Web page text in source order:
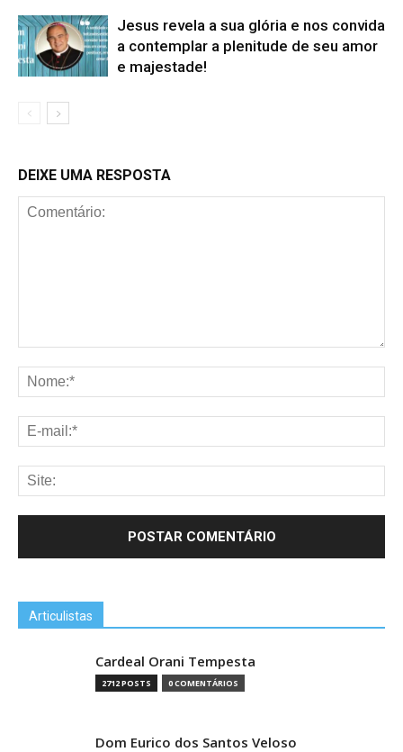
Jesus revela a sua glória e nos convida
a contemplar a plenitude de seu amor
e majestade!
DEIXE UMA RESPOSTA
Articulistas
Cardeal Orani Tempesta
2712 POSTS 0 COMENTÁRIOS
Dom Eurico dos Santos Veloso